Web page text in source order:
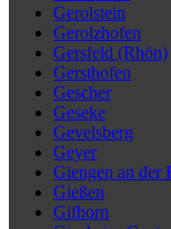
Gerolstein
Gerolzhofen
Gersfeld (Rhön)
Gersthofen
Gescher
Geseke
Gevelsberg
Geyer
Giengen an der
Gießen
Gifhorn